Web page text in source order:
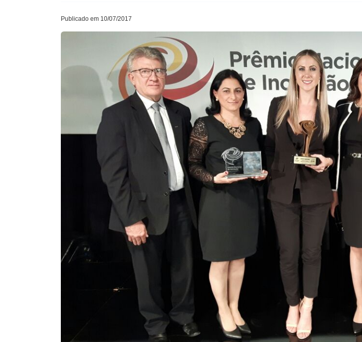
Publicado em 10/07/2017